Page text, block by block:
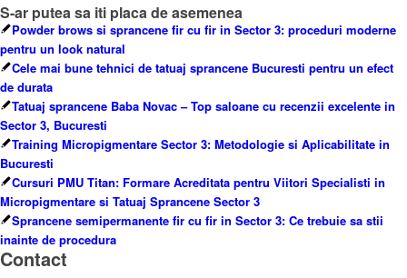
S-ar putea sa iti placa de asemenea
Powder brows si sprancene fir cu fir in Sector 3: proceduri moderne
pentru un look natural
Cele mai bune tehnici de tatuaj sprancene Bucuresti pentru un efect
de durata
Tatuaj sprancene Baba Novac – Top saloane cu recenzii excelente in
Sector 3, Bucuresti
Training Micropigmentare Sector 3: Metodologie si Aplicabilitate in
Bucuresti
Cursuri PMU Titan: Formare Acreditata pentru Viitori Specialisti in
Micropigmentare si Tatuaj Sprancene Sector 3
Sprancene semipermanente fir cu fir in Sector 3: Ce trebuie sa stii
inainte de procedura
Contact